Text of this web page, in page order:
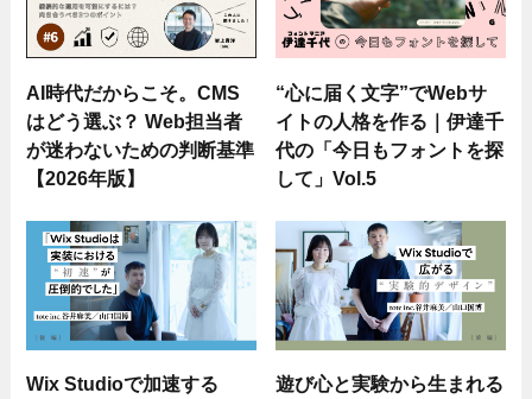
AI時代だからこそ。CMS
はどう選ぶ？ Web担当者
が迷わないための判断基準
【2026年版】
“心に届く文字”でWebサ
イトの人格を作る｜伊達千
代の「今日もフォントを探
して」Vol.5
Wix Studioで加速する 遊び心と実験から生まれる